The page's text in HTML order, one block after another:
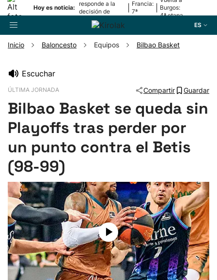
Hoy es noticia:
responde a la
decisión de
Oriamendi
Francia:
7ª
Burgos:
4ª etapa
ES
Pelota
Remo
Baloncesto
Ciclismo
Herri-kirolak
Balonmano
Inicio Baloncesto Equipos Bilbao Basket
Escuchar
ÚLTIMA JORNADA Compartir Guardar
Bilbao Basket se queda sin
Playoffs tras perder por
un punto contra el Betis
(98-99)